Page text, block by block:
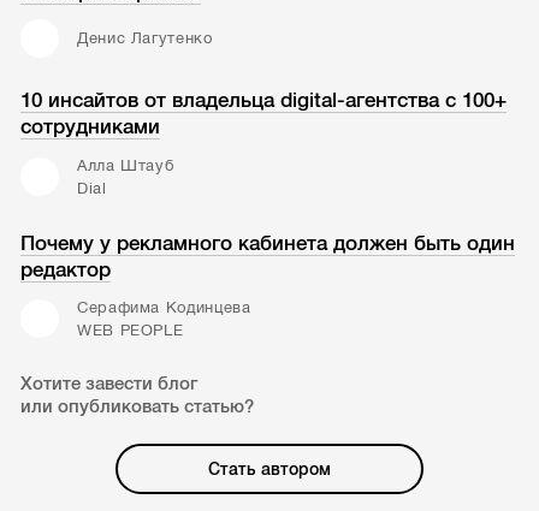
Денис Лагутенко
10 инсайтов от владельца digital-агентства с 100+
сотрудниками
Алла Штауб
Dial
Почему у рекламного кабинета должен быть один
редактор
Серафима Кодинцева
WEB PEOPLE
Хотите завести блог
или опубликовать статью?
Стать автором